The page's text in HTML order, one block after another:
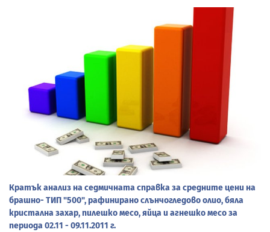
Кратък анализ на седмичната справка за средните цени на
брашно- ТИП "500", рафинирано слънчогледово олио, бяла
кристална захар, пилешко месо, яйца и агнешко месо за
периода 02.11 - 09.11.2011 г.